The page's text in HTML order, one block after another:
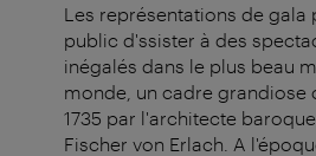
Les représentations de gala
public d'ssister à des
inégalés dans le plus beau
monde, un cadre grandiose
1735 par l'architecte
Fischer von Erlach. A